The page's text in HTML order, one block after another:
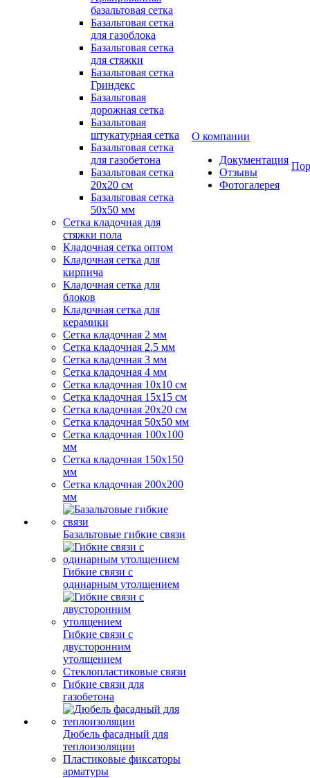
базальтовая сетка
Базальтовая сетка
для газоблока
Базальтовая сетка
для стяжки
Базальтовая сетка
Гриндекс
Базальтовая
дорожная сетка
Базальтовая
штукатурная сетка
Базальтовая сетка
для газобетона
Базальтовая сетка
20x20 см
Базальтовая сетка
50x50 мм
Сетка кладочная для
стяжки пола
Кладочная сетка оптом
Кладочная сетка для
кирпича
Кладочная сетка для
блоков
Кладочная сетка для
керамики
Сетка кладочная 2 мм
Сетка кладочная 2.5 мм
Сетка кладочная 3 мм
Сетка кладочная 4 мм
Сетка кладочная 10x10 см
Сетка кладочная 15x15 см
Сетка кладочная 20x20 см
Сетка кладочная 50x50 мм
Сетка кладочная 100x100
мм
Сетка кладочная 150x150
мм
Сетка кладочная 200x200
мм
Базальтовые гибкие связи
Гибкие связи с
одинарным утолщением
Гибкие связи с
двусторонним
утолщением
Стеклопластиковые связи
Гибкие связи для
газобетона
Дюбель фасадный для
теплоизоляции
Пластиковые фиксаторы
арматуры
О компании
Документация
Отзывы
Фотогалерея